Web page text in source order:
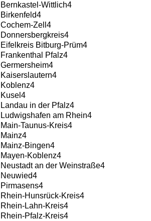
Bernkastel-Wittlich4
Birkenfeld4
Cochem-Zell 4
Donnersbergkreis4
Eifelkreis Bitburg-Prüm4
Frankenthal Pfalz4
Germersheim4
Kaiserslautern4
Koblenz4
Kusel 4
Landau in der Pfalz4
Ludwigshafen am Rhein4
Main-Taunus-Kreis4
Mainz4
Mainz-Bingen4
Mayen-Koblenz4
Neustadt an der Weinstraße4
Neuwied4
Pirmasens4
Rhein-Hunsrück-Kreis4
Rhein-Lahn-Kreis4
Rhein-Pfalz-Kreis4